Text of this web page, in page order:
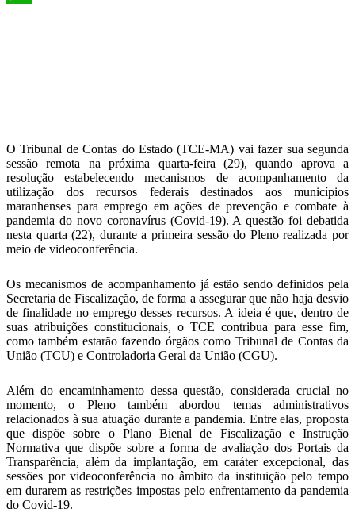
O Tribunal de Contas do Estado (TCE-MA) vai fazer sua segunda
sessão remota na próxima quarta-feira (29), quando aprova a
resolução estabelecendo mecanismos de acompanhamento da
utilização dos recursos federais destinados aos municípios
maranhenses para emprego em ações de prevenção e combate à
pandemia do novo coronavírus (Covid-19). A questão foi debatida
nesta quarta (22), durante a primeira sessão do Pleno realizada por
meio de videoconferência.
Os mecanismos de acompanhamento já estão sendo definidos pela
Secretaria de Fiscalização, de forma a assegurar que não haja desvio
de finalidade no emprego desses recursos. A ideia é que, dentro de
suas atribuições constitucionais, o TCE contribua para esse fim,
como também estarão fazendo órgãos como Tribunal de Contas da
União (TCU) e Controladoria Geral da União (CGU).
Além do encaminhamento dessa questão, considerada crucial no
momento, o Pleno também abordou temas administrativos
relacionados à sua atuação durante a pandemia. Entre elas, proposta
que dispõe sobre o Plano Bienal de Fiscalização e Instrução
Normativa que dispõe sobre a forma de avaliação dos Portais da
Transparência, além da implantação, em caráter excepcional, das
sessões por videoconferência no âmbito da instituição pelo tempo
em durarem as restrições impostas pelo enfrentamento da pandemia
do Covid-19.